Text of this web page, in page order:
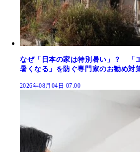
なぜ「日本の家は特別暑い」？ 「
暑くなる」を防ぐ専門家のお勧め対
2026年08月04日 07:00